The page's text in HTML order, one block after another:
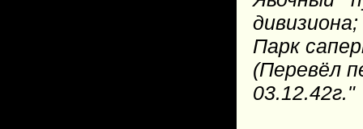
дивизиона;
Парк
(Перевёл
03.12.42г."